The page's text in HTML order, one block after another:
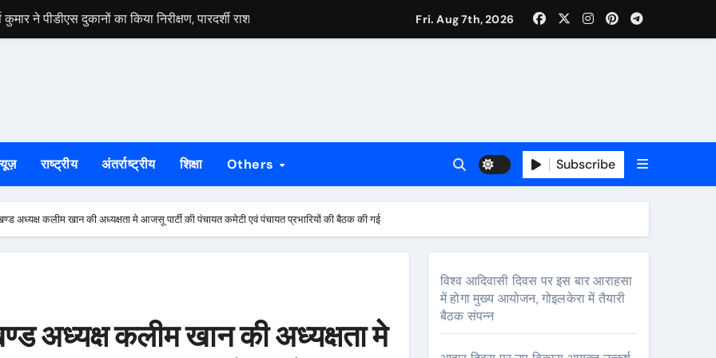
ने पीडीएस दुकानों का किया निरीक्षण, पारदर्शी राशन वितरण के दिए निर्देश
को लेकर भाजपा जमशेदपुर महानगर की तैयारियां हुई तेज, 9 अगस्त को साकची नेताजी सुभाष मैदान से निकलेगी विशाल तिरंगा यात्रा
यूआईएसएल के वरीय महाप्रबंधक से, ज्ञापन सौंपा कंपनी की टीम क्षेत्र का निरीक्षण कर कार्य शुरु करवाएगीःसीनियर जीएम
गागराई ने पंचायत और बूथ संगठन मजबूत करने का किया आह्वान
की जनजागरण बस को दिखाएंगे हरी झंडी, तैयारियां पूरी
का मुद्दा, सांसद जोबा माझी ने पूर्ण संचालन की उठाई मांग
अभियान की रणनीति तय, शक्ति केंद्र प्रभारियों की हुई नियुक्ति
Fri. Aug 7th, 2026
राष्ट्रीय अंतर्राष्ट्रीय शिक्षा Others Subscribe
अध्यक्ष कलीम खान की अध्यक्षता मे आजसू पार्टी की पंचायत कमेटी एवं पंचायत प्रभारियों की बैठक की गई
अध्यक्ष कलीम खान की अध्यक्षता मे
विश्व आदिवासी दिवस पर इस बार आराहसा
में होगा मुख्य आयोजन, गोइलकेरा में तैयारी
बैठक संपन्न